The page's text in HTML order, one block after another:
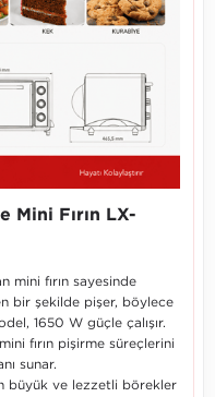
Mini Fırın LX-
mini fırın sayesinde
bir şekilde pişer, böylece
1650 W güçle çalışır.
fırın pişirme süreçlerini
sunar.
büyük ve lezzetli börekler